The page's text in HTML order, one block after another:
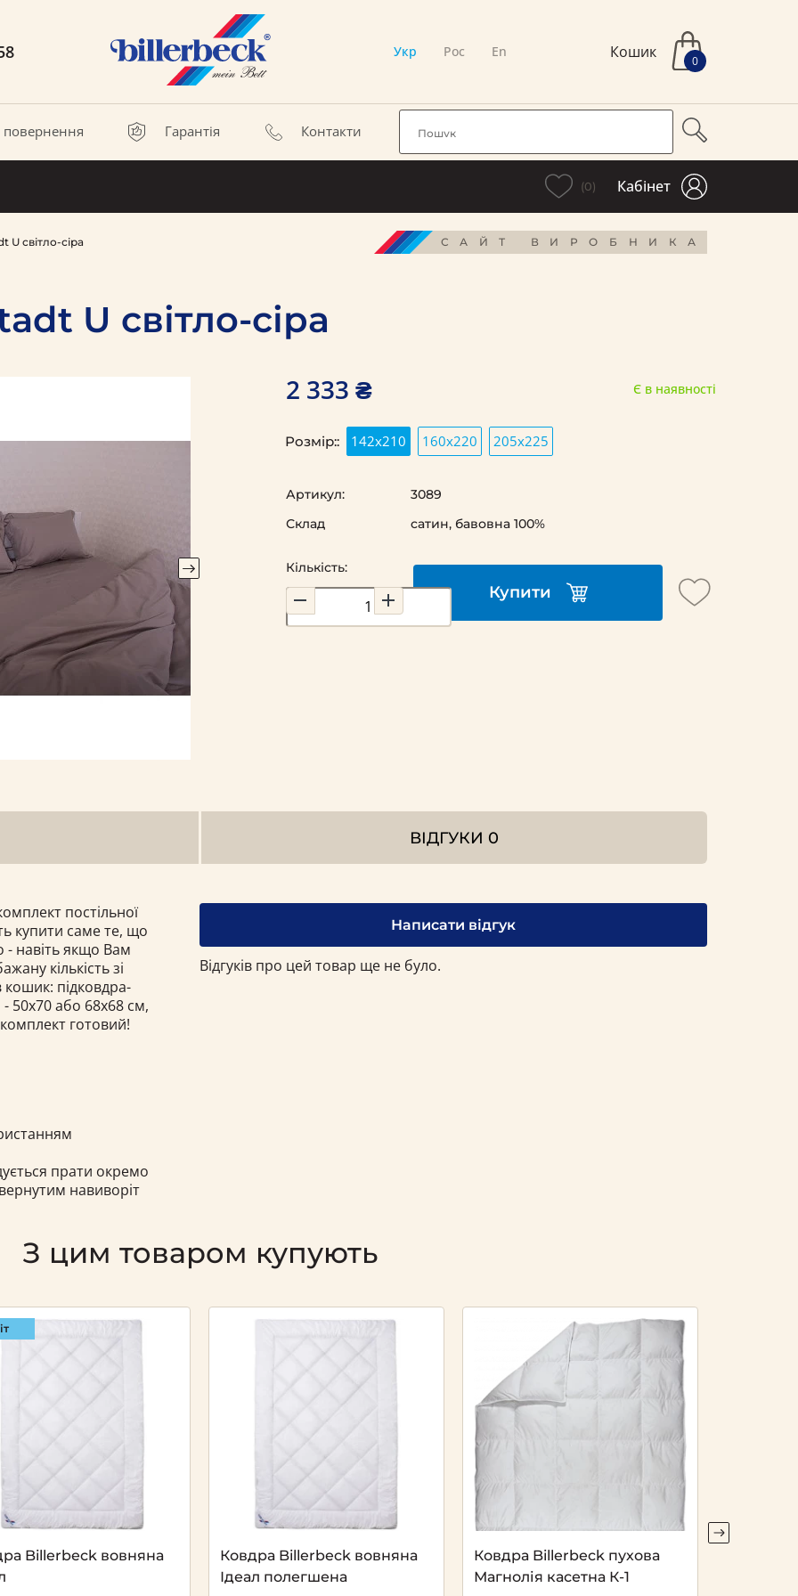
Укр Рос En Кошик 0
повернення Гарантія Контакти
(0) Кабінет
U світло-сіра САЙТ ВИРОБНИКА
U світло-сіра
2 333 ₴ Є в наявності
Розмір:: 142х210 160х220 205х225
Кількість:
Купити
Артикул:
3089
Склад
cатин, бавовна 100%
ВІДГУКИ 0
постільної
купити саме те, що
навіть якщо Вам
кількість зі
підковдра-
50х70 або 68x68 см,
готовий!
прати окремо
навиворіт
Написати відгук
Відгуків про цей товар ще не було.
З цим товаром купують
Billerbeck вовняна
Ковдра Billerbeck вовняна
Ідеал полегшена
Ковдра Billerbeck пухова
Магнолія касетна К-1
Next